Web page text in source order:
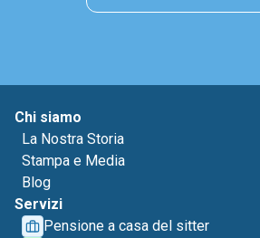
Chi siamo
La Nostra Storia
Stampa e Media
Blog
Servizi
Pensione a casa del sitter